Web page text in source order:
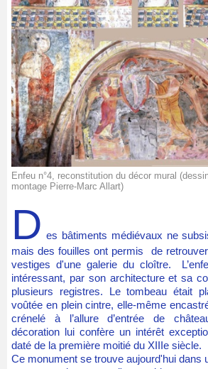
Enfeu n°4, reconstitution du décor mural
montage Pierre-Marc Allart)
D es bâtiments médiévaux ne
mais des fouilles ont permis de
vestiges d'une galerie du cloître.
intéressant, par son architecture et sa
plusieurs registres. Le tombeau était
voûtée en plein cintre, elle-même
crénelé à l’allure d’entrée de
décoration lui confère un intérêt
daté de la première moitié du XIIIe siècle.
Ce monument se trouve aujourd'hui dans